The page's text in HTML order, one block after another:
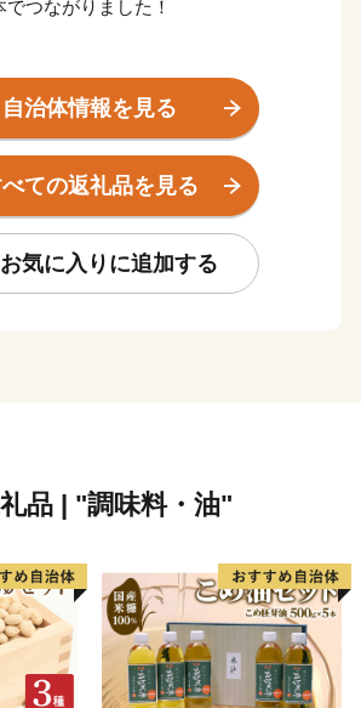
つながりました！
条約湿地「中池見湿地」。
誇り鉄道ファンの聖地ともされてい
プ線や山中隧道をはじめとする鉄道遺
が自慢の「東浦みかん」。
として、食物の神・伊奢沙別神（いさ
ージをご覧ください。
ー＆ペーストしアドレスバーへ貼り付
。）
さと納税コールセンター
自治体情報を見る
ての返礼品を見る
お気に入りに追加する
品 | "調味料・油"